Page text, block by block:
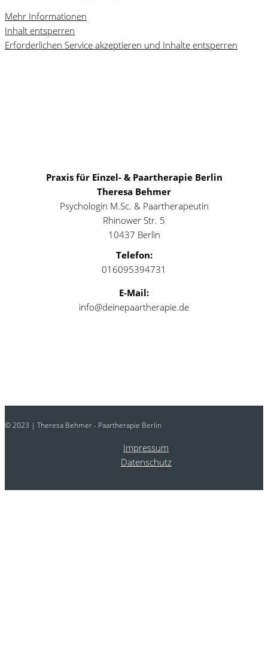
Mehr Informationen
Inhalt entsperren
Erforderlichen Service akzeptieren und Inhalte entsperren
Praxis für Einzel- & Paartherapie Berlin
Theresa Behmer
Psychologin M.Sc. & Paartherapeutin
Rhinower Str. 5
10437 Berlin
Telefon:
016095394731
E-Mail:
info@deinepaartherapie.de
© 2023 | Theresa Behmer - Paartherapie Berlin
Impressum
Datenschutz